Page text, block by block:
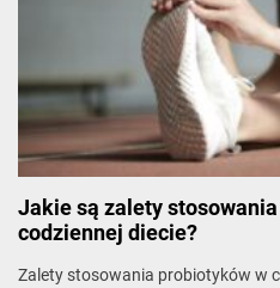
Jakie są zalety
codziennej diecie?
Zalety stosowania probiotyków w